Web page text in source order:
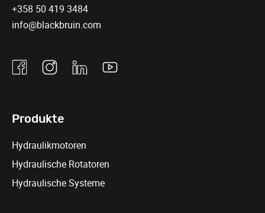
+358 50 419 3484
info@blackbruin.com
FacebookInstagramLinkedinYoutube
Produkte
Hydraulikmotoren
Hydraulische Rotatoren
Hydraulische Systeme